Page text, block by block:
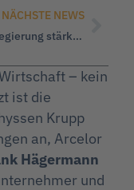
NÄCHSTE NEWS
Bundesregierung stärkt die Hamas und vergisst deutsche Geiseln
– kein
ist die
Krupp
an, Arcelor
Hägermann
und